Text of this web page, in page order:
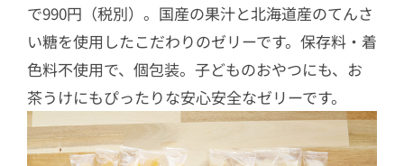
で990円（税別）。国産の果汁と北海道産のてんさ
い糖を使用したこだわりのゼリーです。保存料・着
色料不使用で、個包装。子どものおやつにも、お
茶うけにもぴったりな安心安全なゼリーです。